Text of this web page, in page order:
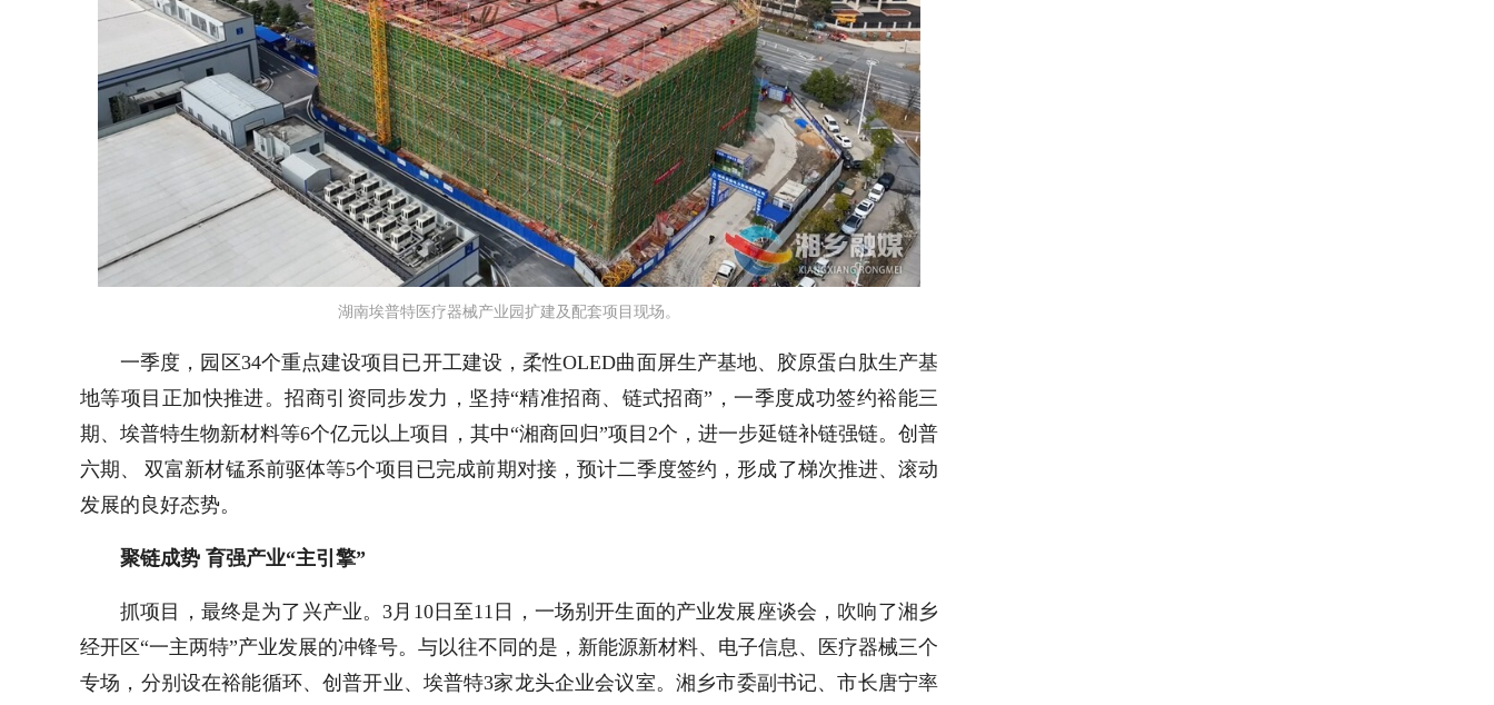
湖南埃普特医疗器械产业园扩建及配套项目现场。
一季度，园区34个重点建设项目已开工建设，柔性OLED曲面屏生产基地、胶原蛋白肽生产基
地等项目正加快推进。招商引资同步发力，坚持“精准招商、链式招商”，一季度成功签约裕能三
期、埃普特生物新材料等6个亿元以上项目，其中“湘商回归”项目 2个，进一步延链补链强链。创普
六期、
双富新材锰系前驱体等5个项目已完成前期对接，预计二季度签约，形成了梯次推进、滚动
发展的良好态势。
聚链成势 育强产业“主引擎”
抓项目，最终是为了兴产业。3 月 10日至11 日，一场别开生面的产业发展座谈会，吹响了湘乡
经开区“一主两特”产业发展的冲锋号。与以往不同的是，新能源新材料、电子信息、医疗器械三个
专场，分别设在裕能循环、创普开业、埃普特3家龙头企业会议室。湘乡市委副书记、市长唐宁率